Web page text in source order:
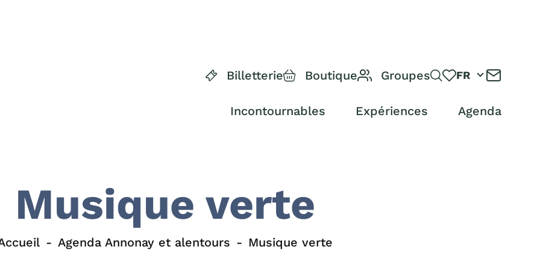
Billetterie Boutique Groupes FR
Incontournables Expériences Agenda
Musique verte
Agenda Annonay et alentours Musique verte